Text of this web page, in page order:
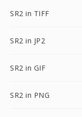
SR2 in TIFF
SR2 in JP2
SR2 in GIF
SR2 in PNG